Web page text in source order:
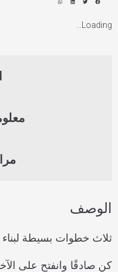
Loading...
الوصف
ثلاث خطوات بسيطة
كن صادقًا وانفتح على